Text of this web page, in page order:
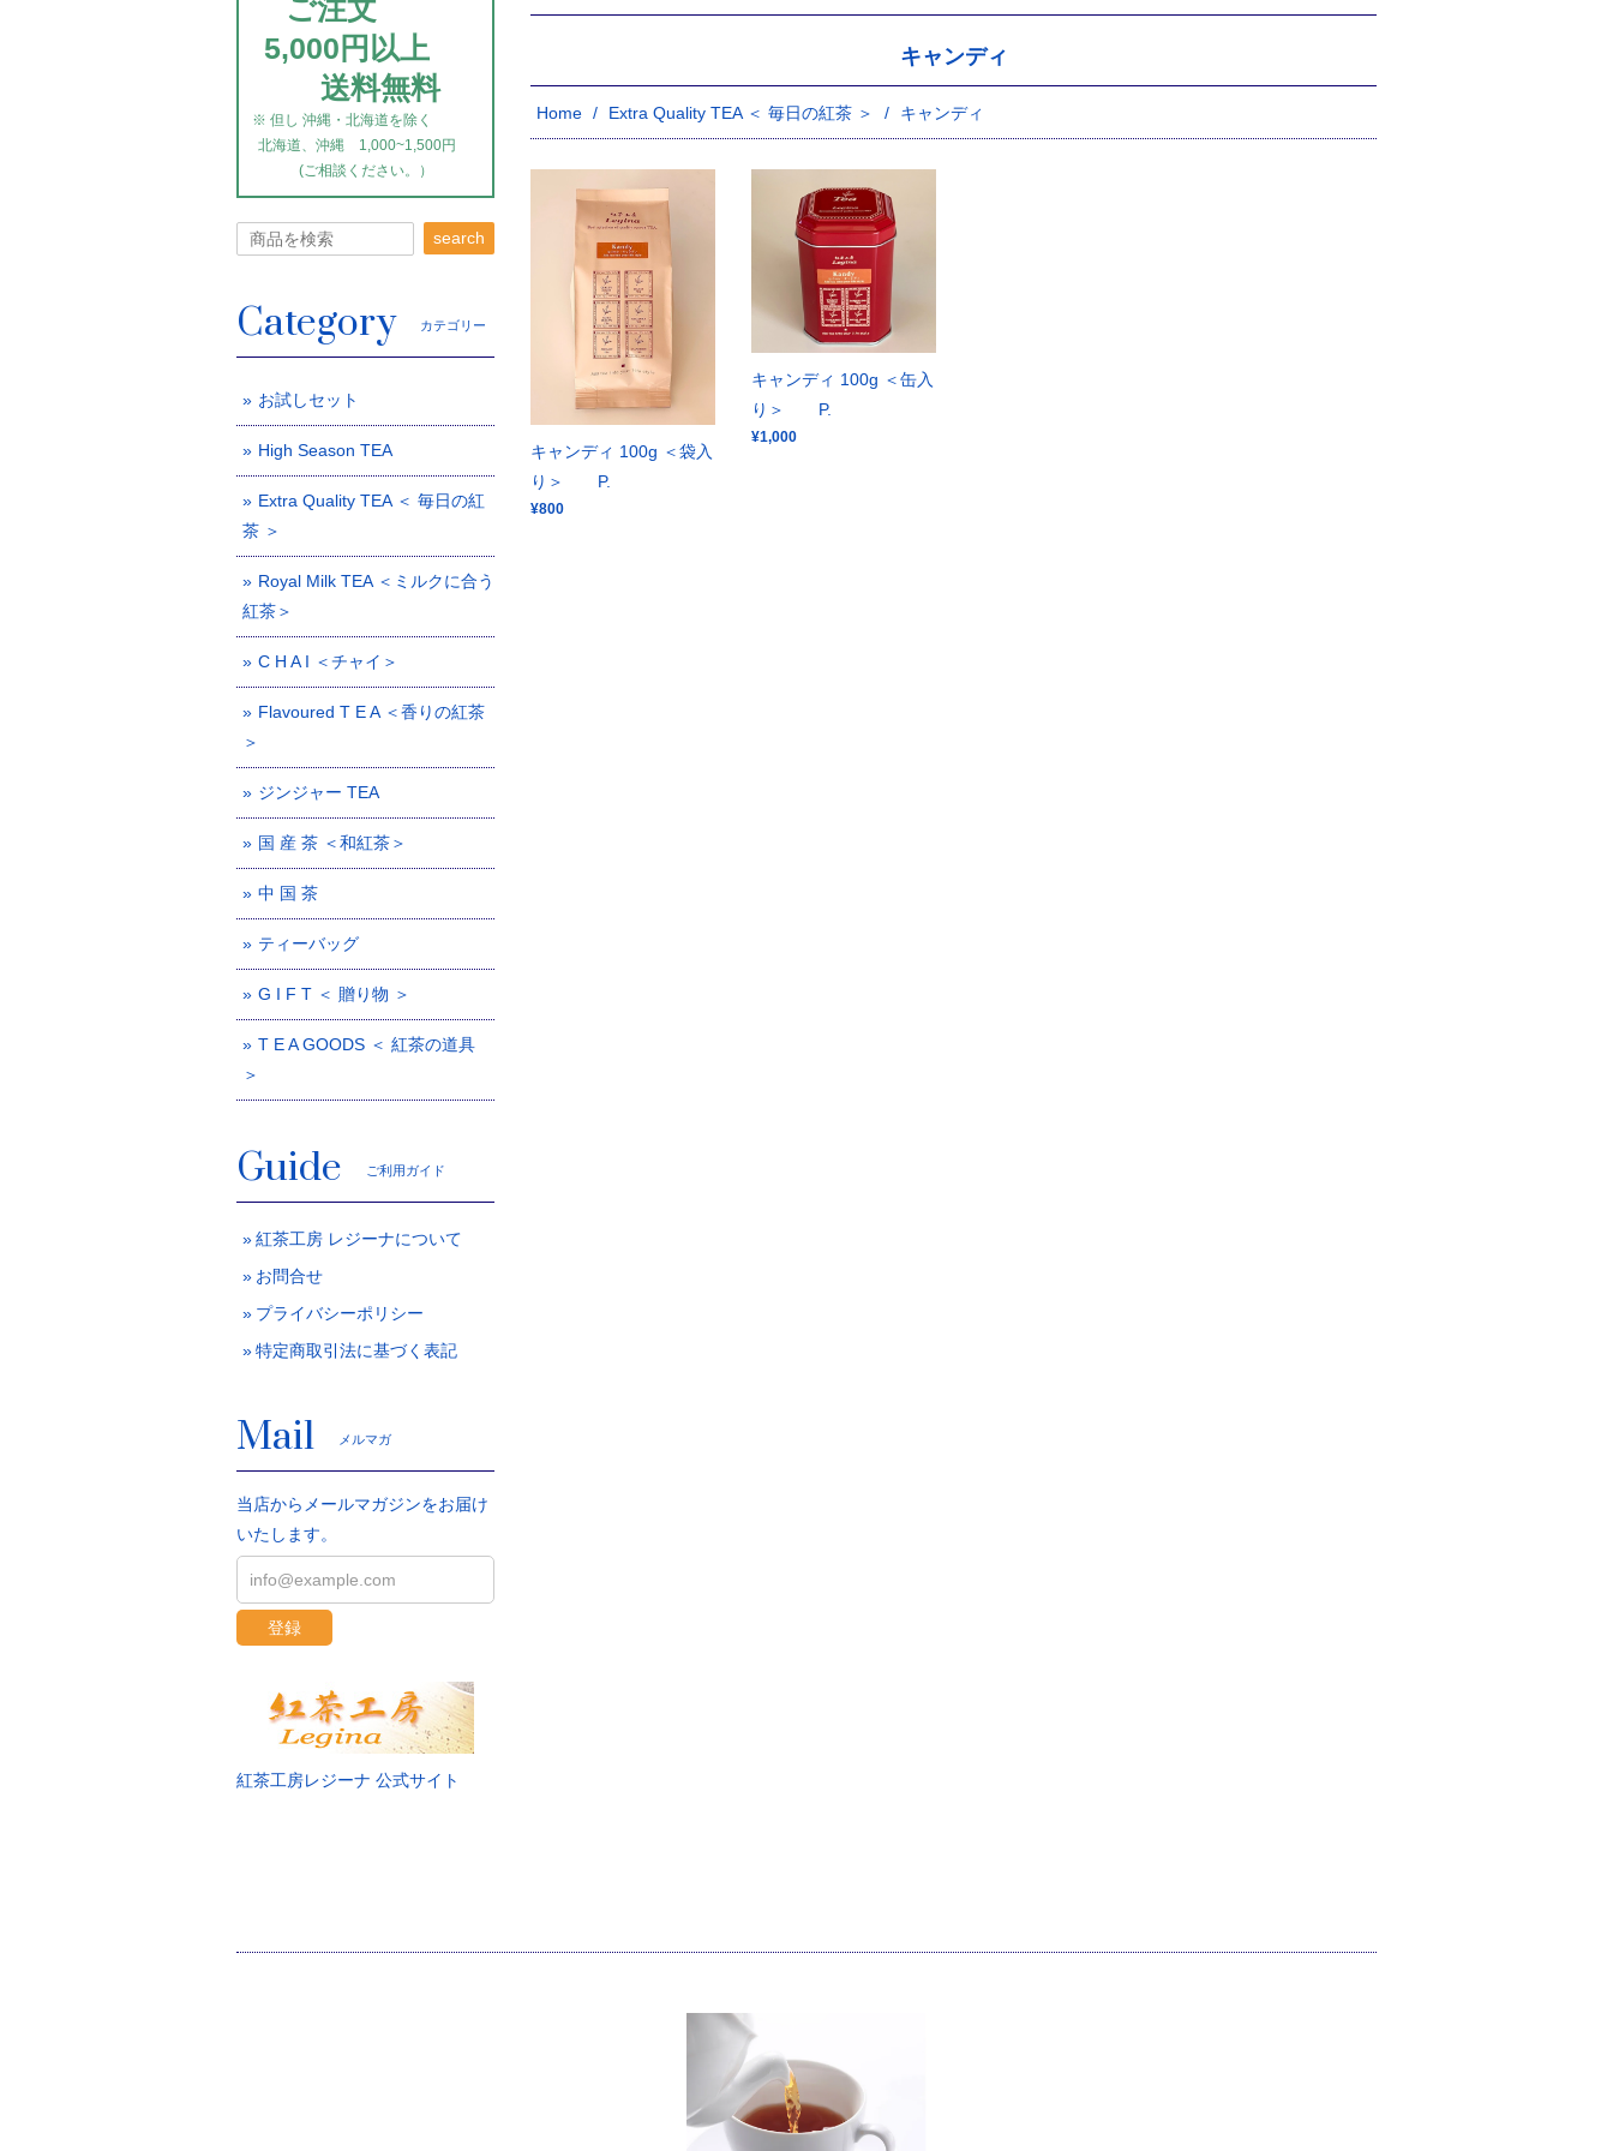
キャンディ
Home Extra Quality TEA ＜ 毎日の紅茶 ＞ キャンディ
キャンディ 100g ＜袋入
り＞ P.
¥800
キャンディ 100g ＜缶入
り＞ P.
¥1,000
ご注文
5,000円以上
送料無料
※ 但し 沖縄・北海道を除く
北海道、沖縄 1,000~1,500円
(ご相談ください。）
search
Category カテゴリー
お試しセット
High Season TEA
Extra Quality TEA ＜ 毎日の紅
茶 ＞
Royal Milk TEA ＜ミルクに合う
紅茶＞
C H A I ＜チャイ＞
Flavoured T E A ＜香りの紅茶
＞
ジンジャー TEA
国 産 茶 ＜和紅茶＞
中 国 茶
ティーバッグ
G I F T ＜ 贈り物 ＞
T E A GOODS ＜ 紅茶の道具
＞
Guide ご利用ガイド
紅茶工房 レジーナについて
お問合せ
プライバシーポリシー
特定商取引法に基づく表記
Mail メルマガ
当店からメールマガジンをお届け
いたします。
登録
紅茶工房レジーナ 公式サイト